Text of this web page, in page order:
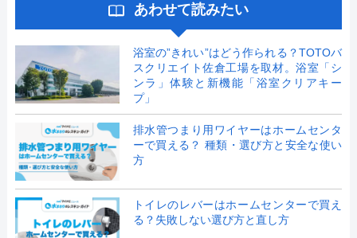
あわせて読みたい
浴室の”きれい”はどう作られる？TOTOバ
スクリエイト佐倉工場を取材。浴室「シ
ンラ」体験と新機能「浴室クリアキー
プ」
排水管つまり用ワイヤーはホームセンタ
ーで買える？ 種類・選び方と安全な使い
方
トイレのレバーはホームセンターで買え
る？失敗しない選び方と直し方